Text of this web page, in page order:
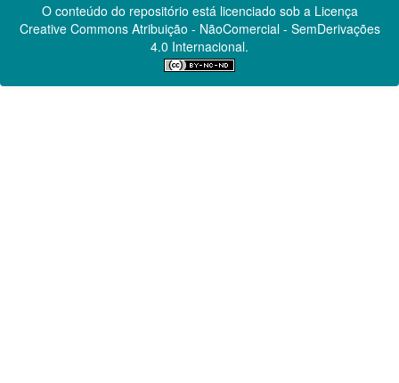
O conteúdo do repositório está licenciado sob a Licença
Creative CommonsAtribuição - NãoComercial - SemDerivações
4.0 Internacional.